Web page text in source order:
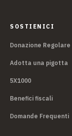
SOSTIENICI
Donazione Regolare
Adotta una pigotta
5X1000
Benefici fiscali
Domande Frequenti